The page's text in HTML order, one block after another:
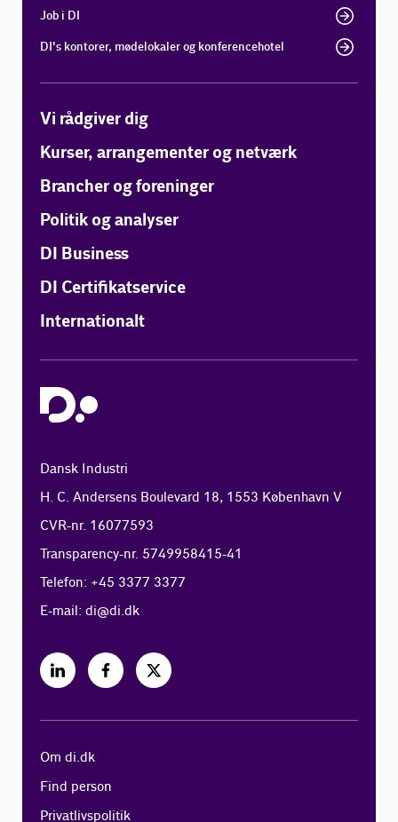
Job i DI
DI's kontorer, mødelokaler og konferencehotel
Vi rådgiver dig
Kurser, arrangementer og netværk
Brancher og foreninger
Politik og analyser
DI Business
DI Certifikatservice
Internationalt
Dansk Industri
H. C. Andersens Boulevard 18, 1553 København V
CVR-nr. 16077593
Transparency-nr. 5749958415-41
Telefon: +45 3377 3377
E-mail:di@di.dk
Om di.dk
Find person
Privatlivspolitik